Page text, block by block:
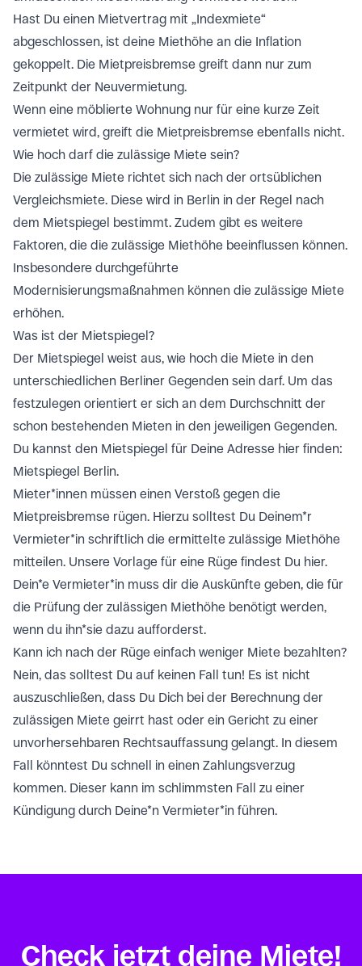
Hast Du einen Mietvertrag mit „Indexmiete“
abgeschlossen, ist deine Miethöhe an die Inflation
gekoppelt. Die Mietpreisbremse greift dann nur zum
Zeitpunkt der Neuvermietung.
Wenn eine möblierte Wohnung nur für eine kurze Zeit
vermietet wird, greift die Mietpreisbremse ebenfalls nicht.
Wie hoch darf die zulässige Miete sein?
Die zulässige Miete richtet sich nach der ortsüblichen
Vergleichsmiete. Diese wird in Berlin in der Regel nach
dem Mietspiegel bestimmt. Zudem gibt es weitere
Faktoren, die die zulässige Miethöhe beeinflussen können.
Insbesondere durchgeführte
Modernisierungsmaßnahmen können die zulässige Miete
erhöhen.
Was ist der Mietspiegel?
Der Mietspiegel weist aus, wie hoch die Miete in den
unterschiedlichen Berliner Gegenden sein darf. Um das
festzulegen orientiert er sich an dem Durchschnitt der
schon bestehenden Mieten in den jeweiligen Gegenden.
Du kannst den Mietspiegel für Deine Adresse hier finden:
Mietspiegel Berlin.
Mieter*innen müssen einen Verstoß gegen die
Mietpreisbremse rügen. Hierzu solltest Du Deinem*r
Vermieter*in schriftlich die ermittelte zulässige Miethöhe
mitteilen. Unsere Vorlage für eine Rüge findest Du hier.
Dein*e Vermieter*in muss dir die Auskünfte geben, die für
die Prüfung der zulässigen Miethöhe benötigt werden,
wenn du ihn*sie dazu aufforderst.
Kann ich nach der Rüge einfach weniger Miete bezahlten?
Nein, das solltest Du auf keinen Fall tun! Es ist nicht
auszuschließen, dass Du Dich bei der Berechnung der
zulässigen Miete geirrt hast oder ein Gericht zu einer
unvorhersehbaren Rechtsauffassung gelangt. In diesem
Fall könntest Du schnell in einen Zahlungsverzug
kommen. Dieser kann im schlimmsten Fall zu einer
Kündigung durch Deine*n Vermieter*in führen.
Check jetzt deine Miete!